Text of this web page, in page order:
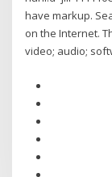
have markup.
on the Internet.
video; audio;